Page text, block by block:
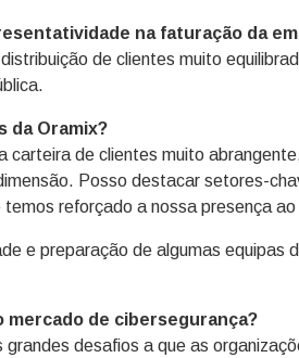
na faturação da
de clientes muito
da Oramix?
carteira de clientes muito
Posso destacar setores-
reforçado a nossa presença
e preparação de algumas equipas
mercado de cibersegurança?
desafios a que as